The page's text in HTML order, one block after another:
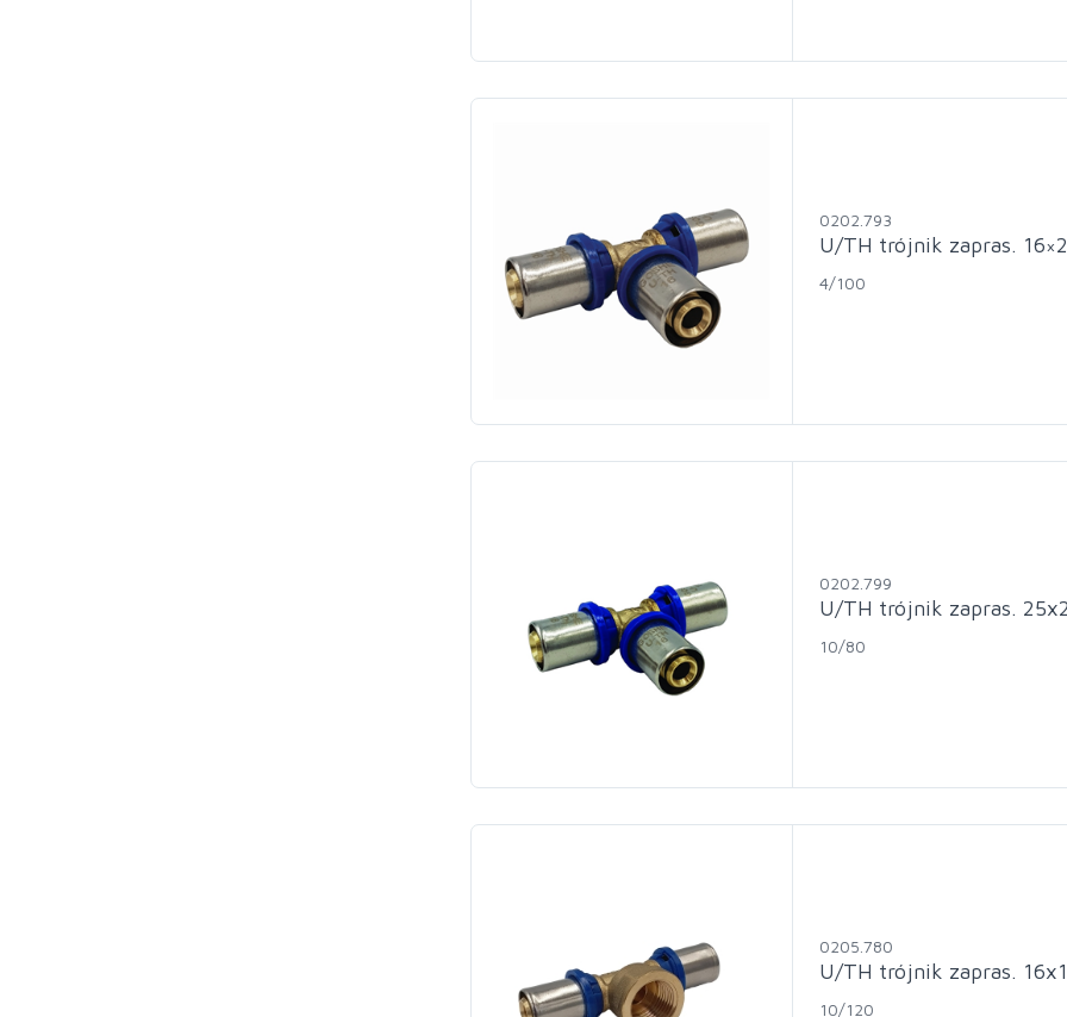
0202.793
U/TH trójnik zapras.
4/100
0202.799
U/TH trójnik zapras.
10/80
0205.780
U/TH trójnik zapras.
10/120